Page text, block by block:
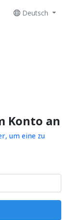
Deutsch
Konto an
um eine zu